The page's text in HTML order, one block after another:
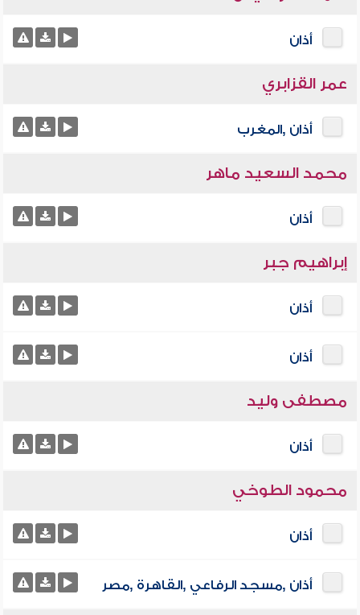
أذان
عمر القزابري
أذان ,المغرب
محمد السعيد ماهر
أذان
إبراهيم جبر
أذان
أذان
مصطفى وليد
أذان
محمود الطوخي
أذان
أذان ,مسجد الرفاعي ,القاهرة ,مصر